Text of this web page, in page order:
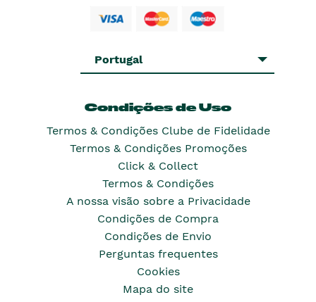
Portugal
Condições de Uso
Termos & Condições Clube de Fidelidade
Termos & Condições Promoções
Click & Collect
Termos & Condições
A nossa visão sobre a Privacidade
Condições de Compra
Condições de Envio
Perguntas frequentes
Cookies
Mapa do site